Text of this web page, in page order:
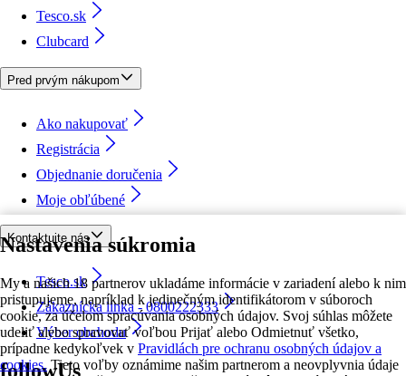
Nastavenia súkromia
My a našich 18 partnerov ukladáme informácie v zariadení alebo k nim
pristupujeme, napríklad k jedinečným identifikátorom v súboroch
cookie, za účelom spracúvania osobných údajov. Svoj súhlas môžete
udeliť alebo spravovať voľbou Prijať alebo Odmietnuť všetko,
prípadne kedykoľvek v Pravidlách pre ochranu osobných údajov a
cookies. Tieto voľby oznámime našim partnerom a neovplyvnia údaje
Tesco.sk
Clubcard
Pred prvým nákupom
Ako nakupovať
Registrácia
Objednanie doručenia
Moje obľúbené
Kontaktujte nás
Tesco.sk
Zákaznícka linka - 0800222333
Výber obchodu
followUs